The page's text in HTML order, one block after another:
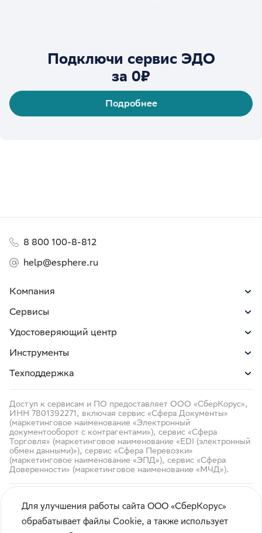
Подключи сервис ЭДО
за 0₽
Подробнее
Компания
Сервисы
Удостоверяющий центр
Инструменты
Техподдержка
8 800 100-8-812
help@esphere.ru
Доступ к сервисам и ПО предоставляет ООО «СберКорус»,
ИНН 7801392271, включая сервис «Сфера Документы»
(маркетинговое наименование «Электронный
документооборот с контрагентами»), сервис «Сфера
Торговля» (маркетинговое наименование «EDI (электронный
обмен данными)»), сервис «Сфера Перевозки»
(маркетинговое наименование «ЭПД»), сервис «Сфера
Доверенности» (маркетинговое наименование «МЧД»).
Для улучшения работы сайта ООО «СберКорус»
обрабатывает файлы Cookie, а также использует